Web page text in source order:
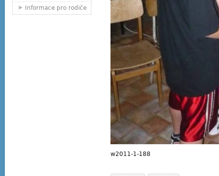
Informace pro rodiče
w2011-1-188